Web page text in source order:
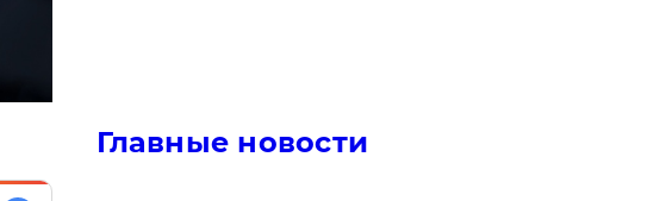
Главные новости